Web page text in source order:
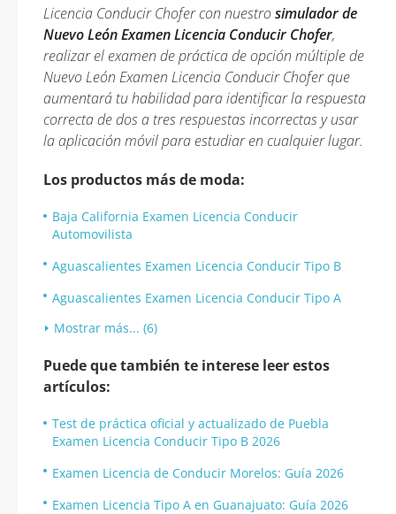
Licencia Conducir Chofer con nuestrosimulador de
Nuevo León Examen Licencia Conducir Chofer,
realizar el examen de práctica de opción múltiple de
Nuevo León Examen Licencia Conducir Chofer que
aumentará tu habilidad para identificar la respuesta
correcta de dos a tres respuestas incorrectas y usar
la aplicación móvil para estudiar en cualquier lugar.
Los productos más de moda:
Baja California Examen Licencia Conducir
Automovilista
Aguascalientes Examen Licencia Conducir Tipo B
Aguascalientes Examen Licencia Conducir Tipo A
Mostrar más... (6)
Puede que también te interese leer estos
artículos:
Test de práctica oficial y actualizado de Puebla
Examen Licencia Conducir Tipo B 2026
Examen Licencia de Conducir Morelos: Guía 2026
Examen Licencia Tipo A en Guanajuato: Guía 2026